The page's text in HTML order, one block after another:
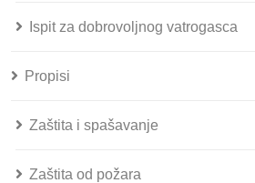
Ispit za dobrovoljnog vatrogasca
Propisi
Zaštita i spašavanje
Zaštita od požara